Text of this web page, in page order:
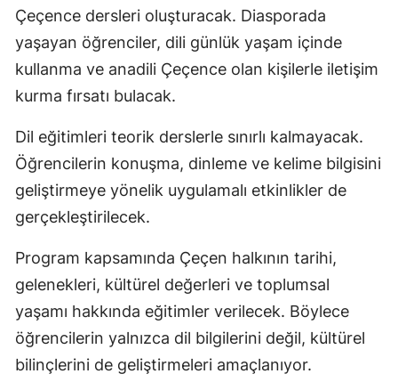
Çeçence dersleri oluşturacak. Diasporada
yaşayan öğrenciler, dili günlük yaşam içinde
kullanma ve anadili Çeçence olan kişilerle iletişim
kurma fırsatı bulacak.
Dil eğitimleri teorik derslerle sınırlı kalmayacak.
Öğrencilerin konuşma, dinleme ve kelime bilgisini
geliştirmeye yönelik uygulamalı etkinlikler de
gerçekleştirilecek.
Program kapsamında Çeçen halkının tarihi,
gelenekleri, kültürel değerleri ve toplumsal
yaşamı hakkında eğitimler verilecek. Böylece
öğrencilerin yalnızca dil bilgilerini değil, kültürel
bilinçlerini de geliştirmeleri amaçlanıyor.